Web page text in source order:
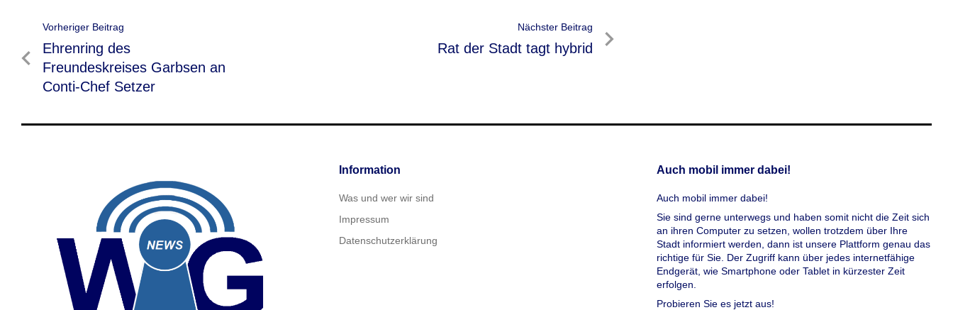
Beitragsnavigation
Vorheriger Beitrag
Vorheriger
Beitrag
Ehrenring des
Freundeskreises Garbsen an
Conti-Chef Setzer
Nächster Beitrag
Nächster
Rat der Stadt tagt hybrid
Information
Was und wer wir sind
Impressum
Datenschutzerklärung
Auch mobil immer dabei!
Auch mobil immer dabei!
Sie sind gerne unterwegs und haben somit nicht die Zeit sich
an ihren Computer zu setzen, wollen trotzdem über Ihre
Stadt informiert werden, dann ist unsere Plattform genau das
richtige für Sie. Der Zugriff kann über jedes internetfähige
Endgerät, wie Smartphone oder Tablet in kürzester Zeit
erfolgen.
Probieren Sie es jetzt aus!